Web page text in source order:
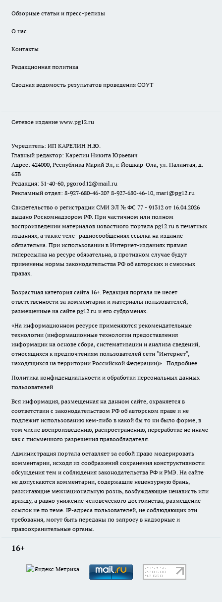
Обзорные статьи и пресс-релизы
О нас
Контакты
Редакционная политика
Сводная ведомость результатов проведения СОУТ
Сетевое издание www.pg12.ru
Учредитель: ИП КАРЕЛИН Н.Ю.
Главный редактор: Карелин Никита Юрьевич
Адрес: 424000, Республика Марий Эл, г. Йошкар-Ола, ул. Палантая, д.
63В
Редакция: 31-40-60, pgorod12@mail.ru
Рекламный отдел: 8-927-680-46-20? 8-927-680-46-10, mari@pg12.ru
Свидетельство о регистрации СМИ ЭЛ № ФС 77 - 91312 от 16.04.2026
выдано Роскомнадзором РФ. При частичном или полном
воспроизведении материалов новостного портала pg12.ru в печатных
изданиях, а также теле- радиосообщениях ссылка на издание
обязательна. При использовании в Интернет-изданиях прямая
гиперссылка на ресурс обязательна, в противном случае будут
применены нормы законодательства РФ об авторских и смежных
правах.
Возрастная категория сайта 16+. Редакция портала не несет
ответственности за комментарии и материалы пользователей,
размещенные на сайте pg12.ru и его субдоменах.
«На информационном ресурсе применяются рекомендательные
технологии (информационные технологии предоставления
информации на основе сбора, систематизации и анализа сведений,
относящихся к предпочтениям пользователей сети "Интернет",
находящихся на территории Российской Федерации)». Подробнее
Политика конфиденциальности и обработки персональных данных
пользователей
Вся информация, размещенная на данном сайте, охраняется в
соответствии с законодательством РФ об авторском праве и не
подлежит использованию кем-либо в какой бы то ни было форме, в
том числе воспроизведению, распространению, переработке не иначе
как с письменного разрешения правообладателя.
Администрация портала оставляет за собой право модерировать
комментарии, исходя из соображений сохранения конструктивности
обсуждения тем и соблюдения законодательства РФ и РМЭ. На сайте
не допускаются комментарии, содержащие нецензурную брань,
разжигающие межнациональную рознь, возбуждающие ненависть или
вражду, а равно унижение человеческого достоинства, размещение
ссылок не по теме. IP-адреса пользователей, не соблюдающих эти
требования, могут быть переданы по запросу в надзорные и
правоохранительные органы.
16+